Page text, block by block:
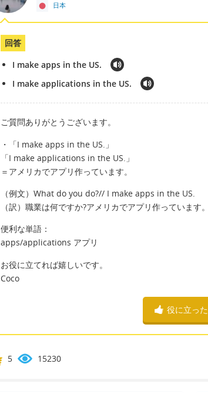
日本
回答
I make apps in the US.
I make applications in the US.
ご質問ありがとうございます。
・「I make apps in the US.」
「I make applications in the US.」
＝アメリカでアプリ作っています。
（例文）What do you do?// I make apps in the US.
（訳）職業は何ですか?アメリカでアプリ作っています。
便利な単語：
apps/applications アプリ
お役に立てれば嬉しいです。
Coco
役に立った
5 15230